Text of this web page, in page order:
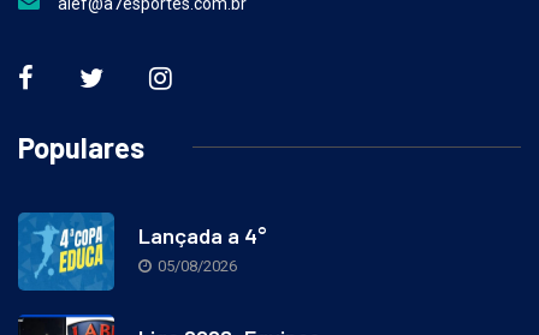
alef@a7esportes.com.br
Populares
Lançada a 4°
05/08/2026